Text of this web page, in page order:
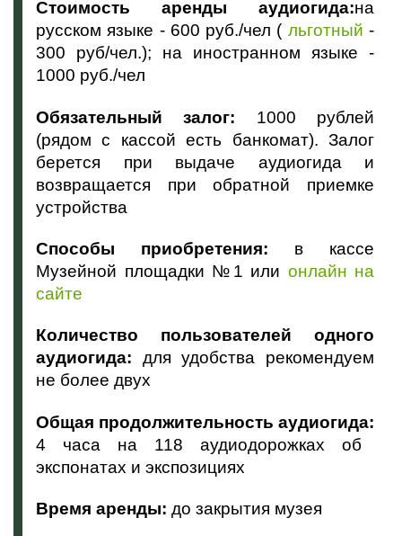
Стоимость аренды аудиогида:на
русском языке - 600 руб./чел ( льготный -
300 руб/чел.); на иностранном языке -
1000 руб./чел
Обязательный залог: 1000 рублей
(рядом с кассой есть банкомат). Залог
берется при выдаче аудиогида и
возвращается при обратной приемке
устройства
Способы приобретения: в кассе
Музейной площадки №1 или онлайн на
сайте
Количество пользователей одного
аудиогида: для удобства рекомендуем
не более двух
Общая продолжительность аудиогида:
4 часа на 118 аудиодорожках об
экспонатах и экспозициях
Время аренды: до закрытия музея